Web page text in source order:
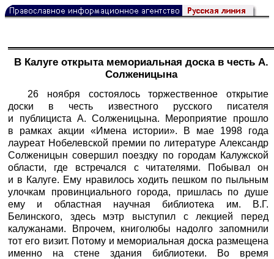
В Калуге открыта мемориальная доска в честь А.
Солженицына
26 ноября состоялось торжественное открытие
доски в честь известного русского писателя
и публициста А. Солженицына. Мероприятие прошло
в рамках акции «Имена истории». В мае 1998 года
лауреат Нобелевской премии по литературе Александр
Солженицын совершил поездку по городам Калужской
области, где встречался с читателями. Побывал он
и в Калуге. Ему нравилось ходить пешком по пыльным
улочкам провинциального города, пришлась по душе
ему и областная научная библиотека им. В.Г.
Белинского, здесь мэтр выступил с лекцией перед
калужанами. Впрочем, книголюбы надолго запомнили
тот его визит. Потому и мемориальная доска размещена
именно на стене здания библиотеки. Во время